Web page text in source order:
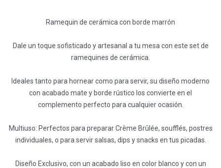
Ramequin de cerámica con borde marrón
Dale un toque sofisticado y artesanal a tu mesa con este set de
ramequines de cerámica.
Ideales tanto para hornear como para servir, su diseño moderno
con acabado mate y borde rústico los convierte en el
complemento perfecto para cualquier ocasión.
Multiuso: Perfectos para preparar Crème Brûlée, soufflés, postres
individuales, o para servir salsas, dips y snacks en tus picadas.
Diseño Exclusivo, con un acabado liso en color blanco y con un